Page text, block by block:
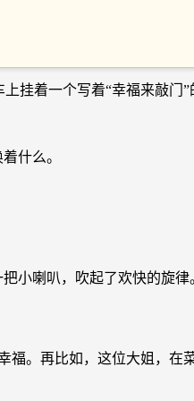
挂着一个写着“幸福来敲门
什么。
小喇叭，吹起了欢快的旋律
福。再比如，这位大姐，在